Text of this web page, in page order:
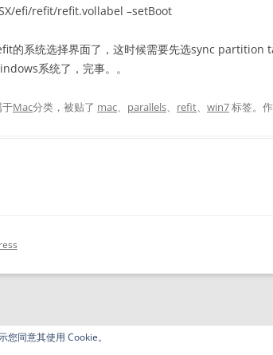
efi/refit/refit.vollabel –setBoot
的系统选择界面了，这时候需要先选sync partition
系统了，完事。。
于Mac分类，被贴了 mac、 parallels、 refit、 win7标签。
同意其使用 Cookie。